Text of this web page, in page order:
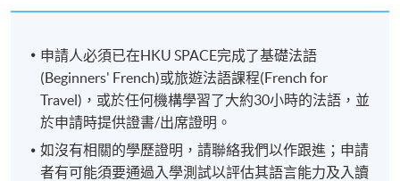
申請人必須已在HKU SPACE完成了基礎法語
(Beginners' French)或旅遊法語課程(French for
Travel)，或於任何機構學習了大約30小時的法語，並
於申請時提供證書/出席證明。
如沒有相關的學歷證明，請聯絡我們以作跟進；申請
者有可能須要通過入學測試以評估其語言能力及入讀